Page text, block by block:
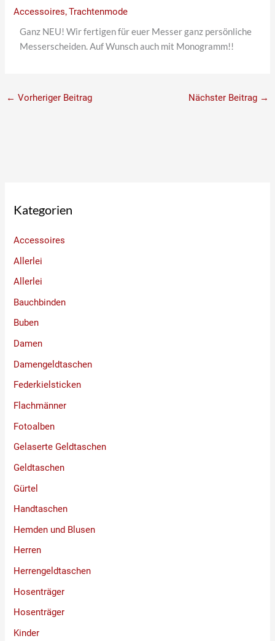
Accessoires,Trachtenmode
Ganz NEU! Wir fertigen für euer Messer ganz persönliche
Messerscheiden. Auf Wunsch auch mit Monogramm!!
← Vorheriger Beitrag Nächster Beitrag →
Kategorien
Accessoires
Allerlei
Allerlei
Bauchbinden
Buben
Damen
Damengeldtaschen
Federkielsticken
Flachmänner
Fotoalben
Gelaserte Geldtaschen
Geldtaschen
Gürtel
Handtaschen
Hemden und Blusen
Herren
Herrengeldtaschen
Hosenträger
Hosenträger
Kinder